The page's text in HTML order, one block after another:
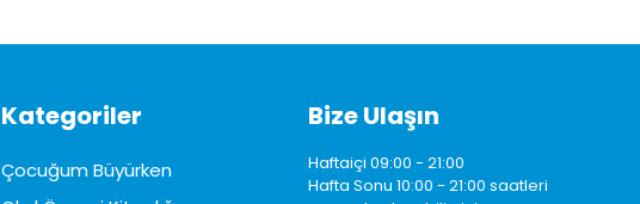
Kategoriler
Çocuğum Büyürken
Bize Ulaşın
Haftaiçi 09:00 - 21:00
Hafta Sonu 10:00 - 21:00 saatleri